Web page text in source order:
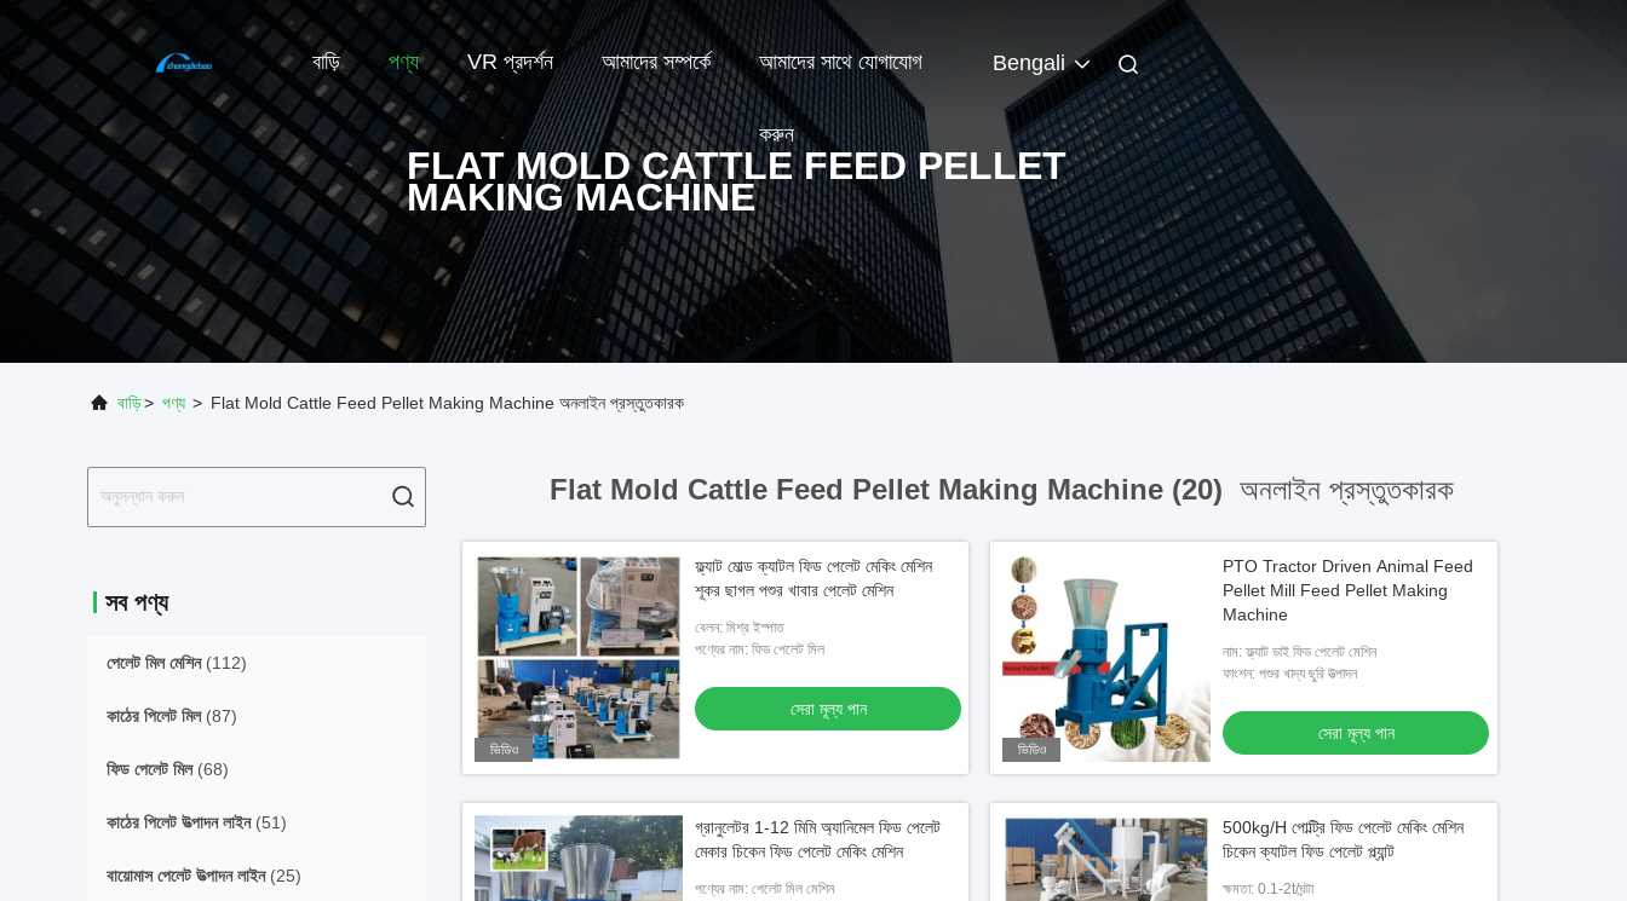
বাড়ি পণ্য VR প্রদর্শন আমাদের সম্পর্কে আমাদের সাথে যোগাযোগ
করুন
Bengali
FLAT MOLD CATTLE FEED PELLET
MAKING MACHINE
বাড়ি> পণ্য > Flat Mold Cattle Feed Pellet Making Machine অনলাইন প্রস্তুতকারক
সব পণ্য
পেলেট মিল মেশিন(112)
কাঠের পিলেট মিল(87)
ফিড পেলেট মিল(68)
কাঠের পিলেট উত্পাদন লাইন(51)
বায়োমাস পেলেট উত্পাদন লাইন(25)
Flat Mold Cattle Feed Pellet Making Machine (20) অনলাইন প্রস্তুতকারক
ভিডিও
ফ্ল্যাট মোল্ড ক্যাটল ফিড পেলেট মেকিং মেশিন
শূকর ছাগল পশুর খাবার পেলেট মেশিন
বেলন: মিশ্র ইস্পাত
পণ্যের নাম: ফিড পেলেট মিল
সেরা মূল্য পান
ভিডিও
PTO Tractor Driven Animal Feed
Pellet Mill Feed Pellet Making
Machine
নাম: ফ্ল্যাট ডাই ফিড পেলেট মেশিন
ফাংশন: পশুর খাদ্য ছুরি উত্পাদন
সেরা মূল্য পান
গ্রানুলেটর 1-12 মিমি অ্যানিমেল ফিড পেলেট
মেকার চিকেন ফিড পেলেট মেকিং মেশিন
পণ্যের নাম: পেলেট মিল মেশিন
500kg/H পোল্ট্রি ফিড পেলেট মেকিং মেশিন
চিকেন ক্যাটল ফিড পেলেট প্ল্যান্ট
ক্ষমতা: 0.1-2t/ঘন্টা